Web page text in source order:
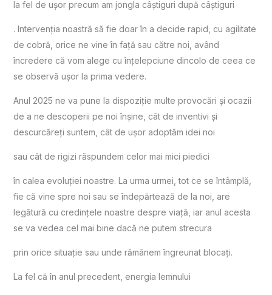
la fel de ușor precum am jongla câștiguri după câștiguri
. Intervenția noastră să fie doar în a decide rapid, cu agilitate
de cobră, orice ne vine în față sau către noi, având
încredere că vom alege cu înțelepciune dincolo de ceea ce
se observă ușor la prima vedere.
Anul 2025 ne va pune la dispoziție multe provocări și ocazii
de a ne descoperii pe noi înșine, cât de inventivi și
descurcăreți suntem, cât de ușor adoptăm idei noi
sau cât de rigizi răspundem celor mai mici piedici
în calea evoluției noastre. La urma urmei, tot ce se întâmplă,
fie că vine spre noi sau se îndepărtează de la noi, are
legătură cu credințele noastre despre viață, iar anul acesta
se va vedea cel mai bine dacă ne putem strecura
prin orice situație sau unde rămânem îngreunat blocați.
La fel că în anul precedent, energia lemnului